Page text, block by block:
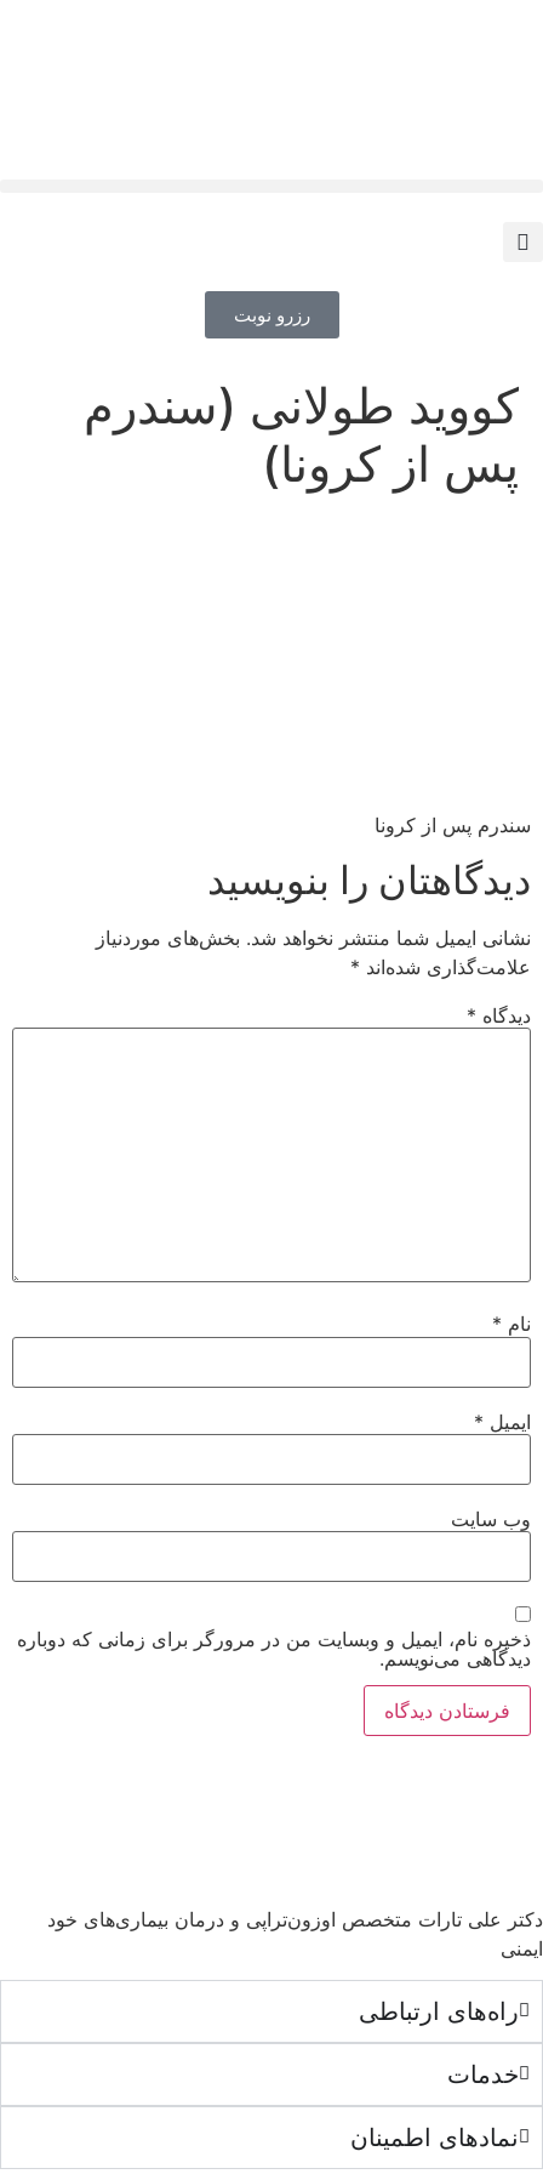
رزرو نوبت
کووید طولانی (سندرم
پس از کرونا)
سندرم پس از کرونا
دیدگاهتان را بنویسید
نشانی ایمیل شما منتشر نخواهد شد. بخش‌های موردنیاز
علامت‌گذاری شده‌اند *
دیدگاه *
نام *
ایمیل *
وب‌ سایت
ذخیره نام، ایمیل و وبسایت من در مرورگر برای زمانی که دوباره
دیدگاهی می‌نویسم.
دکتر علی تارات متخصص اوزون‌تراپی و درمان بیماری‌های خود
ایمنی
راه‌های ارتباطی
خدمات
نمادهای اطمینان